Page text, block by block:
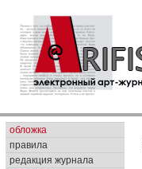
обложка
правила
редакция журнала